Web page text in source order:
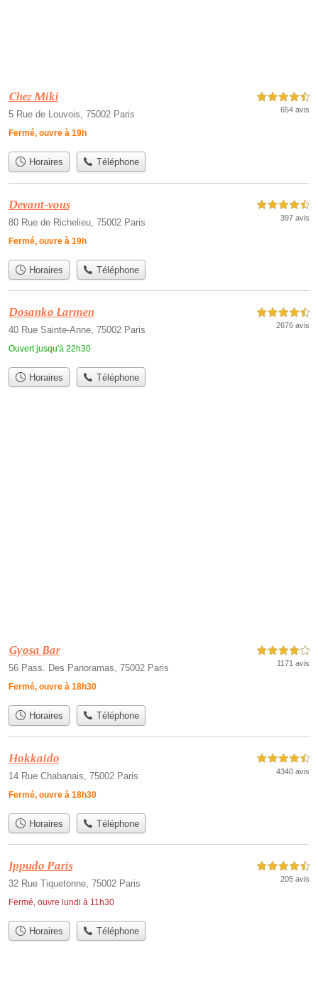
Chez Miki
5 Rue de Louvois, 75002 Paris
Fermé, ouvre à 19h
4,5 étoiles sur 5
654 avis
Horaires Téléphone
Devant-vous
80 Rue de Richelieu, 75002 Paris
Fermé, ouvre à 19h
4,5 étoiles sur 5
397 avis
Horaires Téléphone
Dosanko Larmen
40 Rue Sainte-Anne, 75002 Paris
Ouvert jusqu'à 22h30
4,5 étoiles sur 5
2676 avis
Horaires Téléphone
Gyosa Bar
56 Pass. Des Panoramas, 75002 Paris
Fermé, ouvre à 18h30
4,0 étoiles sur 5
1171 avis
Horaires Téléphone
Hokkaido
14 Rue Chabanais, 75002 Paris
Fermé, ouvre à 18h30
4,5 étoiles sur 5
4340 avis
Horaires Téléphone
Ippudo Paris
32 Rue Tiquetonne, 75002 Paris
Fermé, ouvre lundi à 11h30
4,5 étoiles sur 5
205 avis
Horaires Téléphone